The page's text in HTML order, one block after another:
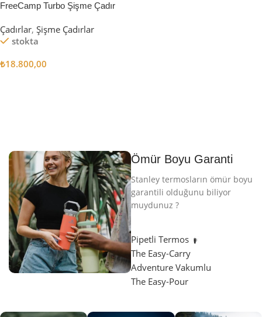
FreeCamp Turbo Şişme Çadır
Çadırlar, Şişme Çadırlar
stokta
₺18.800,00
Ömür Boyu Garanti
Stanley termosların ömür boyu
garantili olduğunu biliyor
muydunuz ?
Pipetli Termos
The Easy-Carry
Adventure Vakumlu
The Easy-Pour